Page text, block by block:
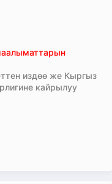
издөө же Кыргыз
кайрылуу